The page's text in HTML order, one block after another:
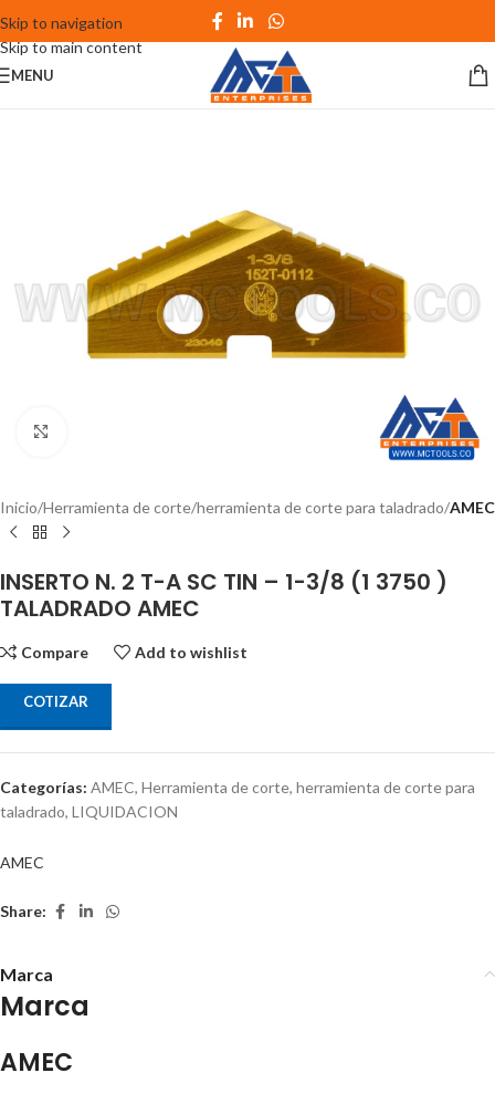
Skip to navigation
Skip to main content
MENU
Inicio Herramienta de corte herramienta de corte para taladrado AMEC
INSERTO N. 2 T-A SC TIN – 1-3/8 (1 3750 )
TALADRADO AMEC
Compare Add to wishlist
COTIZAR
Categorías: AMEC, Herramienta de corte, herramienta de corte para
taladrado, LIQUIDACION
AMEC
Share:
Marca
Marca
AMEC